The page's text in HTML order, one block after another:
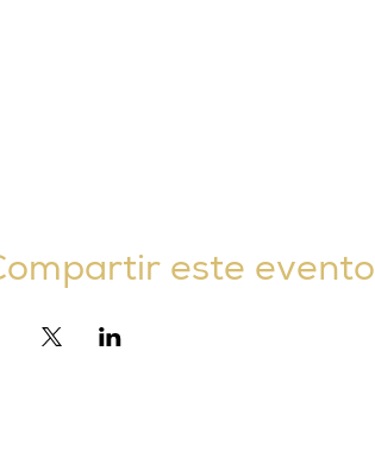
este evento